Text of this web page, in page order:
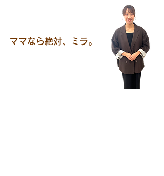
ママなら絶対、ミラ。